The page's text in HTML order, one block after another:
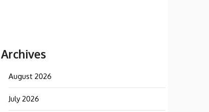
Archives
August 2026
July 2026